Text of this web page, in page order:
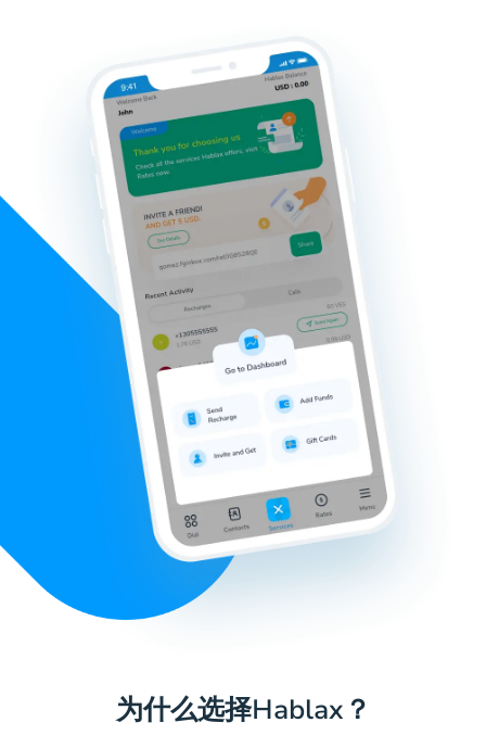
为什么选择Hablax？